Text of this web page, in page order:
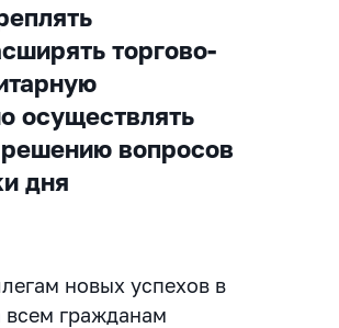
торгово-
осуществлять
вопросов
дня
новых успехов в
всем гражданам